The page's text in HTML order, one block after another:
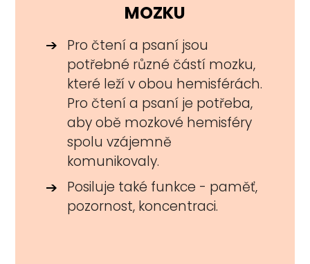
MOZKU
Pro čtení a psaní jsou
potřebné různé částí mozku,
které leží v obou hemisférách.
Pro čtení a psaní je potřeba,
aby obě mozkové hemisféry
spolu vzájemně
komunikovaly.
Posiluje také funkce - paměť,
pozornost, koncentraci.